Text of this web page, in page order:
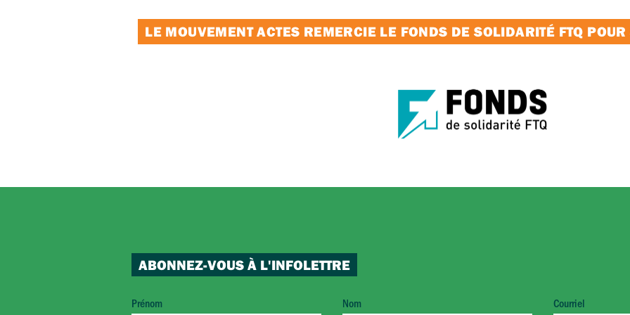
LE MOUVEMENT ACTES REMERCIE LE FONDS DE SOLIDARITÉ FTQ
ABONNEZ-VOUS À L'INFOLETTRE
Prénom Nom Courriel